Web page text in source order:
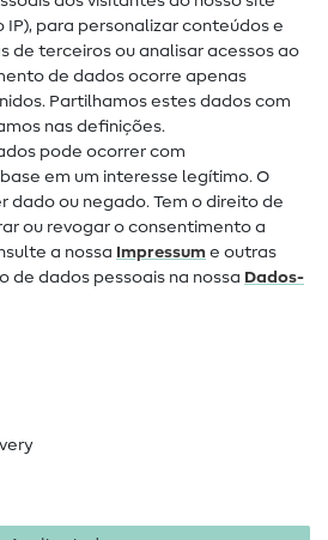
para personalizar conteúdos e
de terceiros ou analisar acessos ao
de dados ocorre apenas
Partilhamos estes dados com
nas definições.
pode ocorrer com
em um interesse legítimo. O
dado ou negado. Tem o direito de
ou revogar o consentimento a
a nossa Impressum e outras
de dados pessoais na nossa Dados­